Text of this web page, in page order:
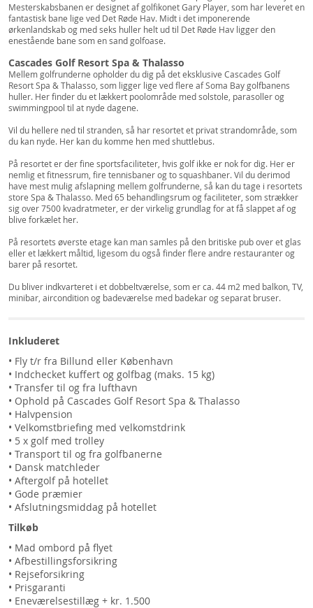
Mesterskabsbanen er designet af golfikonet Gary Player, som har leveret en
fantastisk bane lige ved Det Røde Hav. Midt i det imponerende
ørkenlandskab og med seks huller helt ud til Det Røde Hav ligger den
enestående bane som en sand golfoase.
Cascades Golf Resort Spa & Thalasso
Mellem golfrunderne opholder du dig på det eksklusive Cascades Golf
Resort Spa & Thalasso, som ligger lige ved flere af Soma Bay golfbanens
huller. Her finder du et lækkert poolområde med solstole, parasoller og
swimmingpool til at nyde dagene.
Vil du hellere ned til stranden, så har resortet et privat strandområde, som
du kan nyde. Her kan du komme hen med shuttlebus.
På resortet er der fine sportsfaciliteter, hvis golf ikke er nok for dig. Her er
nemlig et fitnessrum, fire tennisbaner og to squashbaner. Vil du derimod
have mest mulig afslapning mellem golfrunderne, så kan du tage i resortets
store Spa & Thalasso. Med 65 behandlingsrum og faciliteter, som strækker
sig over 7500 kvadratmeter, er der virkelig grundlag for at få slappet af og
blive forkælet her.
På resortets øverste etage kan man samles på den britiske pub over et glas
eller et lækkert måltid, ligesom du også finder flere andre restauranter og
barer på resortet.
Du bliver indkvarteret i et dobbeltværelse, som er ca. 44 m2 med balkon, TV,
minibar, aircondition og badeværelse med badekar og separat bruser.
Inkluderet
• Fly t/r fra Billund eller København
• Indchecket kuffert og golfbag (maks. 15 kg)
• Transfer til og fra lufthavn
• Ophold på Cascades Golf Resort Spa & Thalasso
• Halvpension
• Velkomstbriefing med velkomstdrink
• 5 x golf med trolley
• Transport til og fra golfbanerne
• Dansk matchleder
• Aftergolf på hotellet
• Gode præmier
• Afslutningsmiddag på hotellet
Tilkøb
• Mad ombord på flyet
• Afbestillingsforsikring
• Rejseforsikring
• Prisgaranti
• Eneværelsestillæg + kr. 1.500